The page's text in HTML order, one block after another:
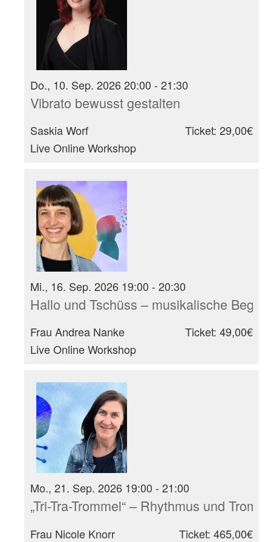
Do., 10. Sep. 2026 20:00 - 21:30
Vibrato bewusst gestalten
Saskia Worf
Live Online Workshop
Ticket: 29,00€
Mi., 16. Sep. 2026 19:00 - 20:30
Hallo und Tschüss – musikalische
Frau Andrea Nanke
Live Online Workshop
Ticket: 49,00€
Mo., 21. Sep. 2026 19:00 - 21:00
„Tri-Tra-Trommel“ – Rhythmus und
Frau Nicole Knorr Ticket: 465,00€